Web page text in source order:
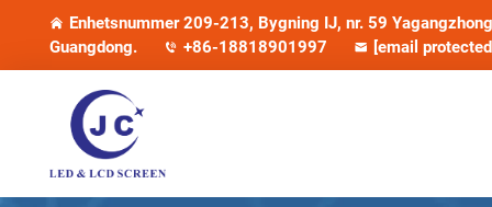
Enhetsnummer 209-213, Bygning IJ, nr. 59
Guangdong.
+86-18818901997 [email